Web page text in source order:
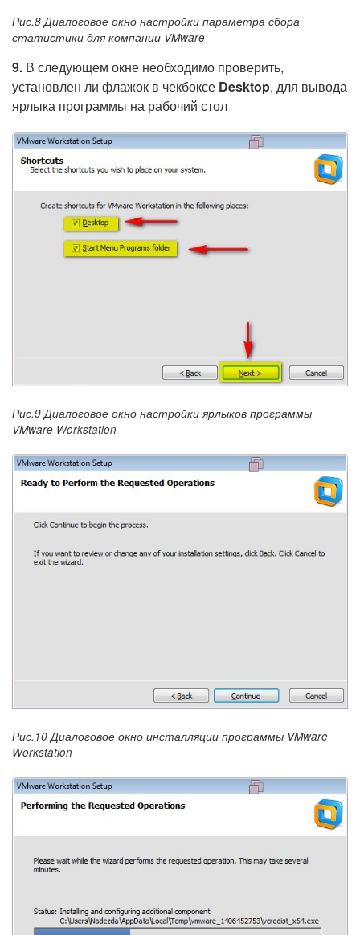
Рис.8 Диалоговое окно настройки параметра сбора
статистики для компании VMware
9. В следующем окне необходимо проверить,
установлен ли флажок в чекбоксе Desktop, для вывода
ярлыка программы на рабочий стол
Рис.9 Диалоговое окно настройки ярлыков программы
VMware Workstation
Рис.10 Диалоговое окно инсталляции программы VMware
Workstation